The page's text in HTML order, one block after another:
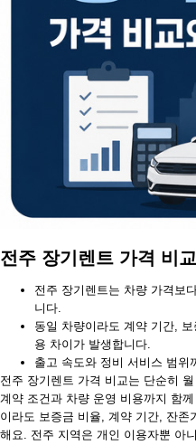
전주 장기렌트 가격 비
전주 장기렌트는 차량 가격보
니다.
동일 차량이라도 계약 기간,
용 차이가 발생합니다.
출고 속도와 정비 서비스 범위
전주 장기렌트 가격 비교는 단순히
계약 조건과 차량 운영 비용까지 함
이라도 보증금 비율, 계약 기간, 잔존
해요. 전주 지역은 개인 이용자뿐 아